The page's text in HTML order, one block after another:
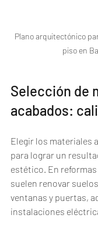
Plano arquitectónico
piso en
Selección de
acabados:
Elegir los materiales
para lograr un
estético. En
suelen renovar
ventanas y puertas,
instalaciones